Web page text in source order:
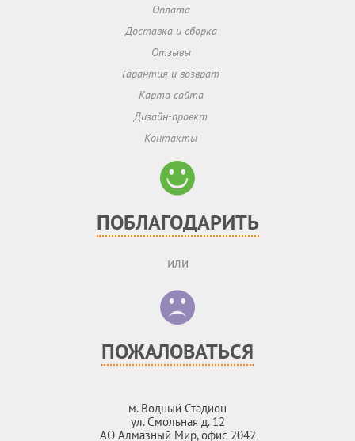
Оплата
Доставка и сборка
Отзывы
Гарантия и возврат
Карта сайта
Дизайн-проект
Контакты
ПОБЛАГОДАРИТЬ
или
ПОЖАЛОВАТЬСЯ
м. Водный Стадион
ул. Смольная д. 12
АО Алмазный Мир, офис 2042